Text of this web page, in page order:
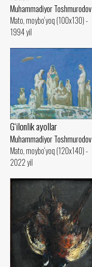
Muhammadiyor Toshmurodov
Mato, moybo‘yoq (100x130) -
1994 yil
G‘ilonlik ayollar
Muhammadiyor Toshmurodov
Mato, moybo‘yoq (120x140) -
2022 yil